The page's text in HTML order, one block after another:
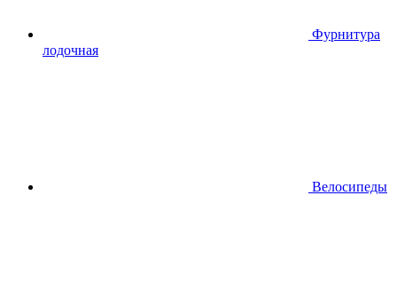
Фурнитура
лодочная
Велосипеды